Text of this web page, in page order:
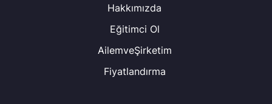
Hakkımızda
Eğitimci Ol
AilemveŞirketim
Fiyatlandırma